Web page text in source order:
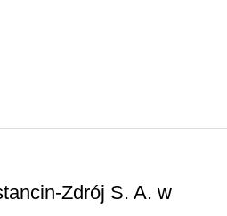
Zdrój S. A. w